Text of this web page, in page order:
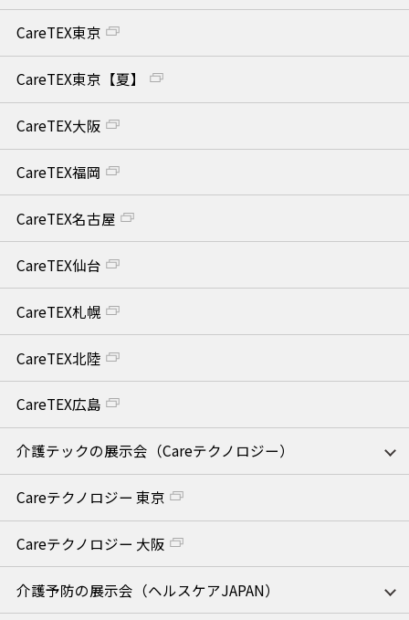
CareTEX東京
CareTEX東京【夏】
CareTEX大阪
CareTEX福岡
CareTEX名古屋
CareTEX仙台
CareTEX札幌
CareTEX北陸
CareTEX広島
介護テックの展示会（Careテクノロジー）
Careテクノロジー 東京
Careテクノロジー 大阪
介護予防の展示会（ヘルスケアJAPAN）